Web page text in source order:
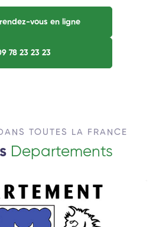
vous en ligne
78 23 23 23
TOUTES LA FRANCE
Departements